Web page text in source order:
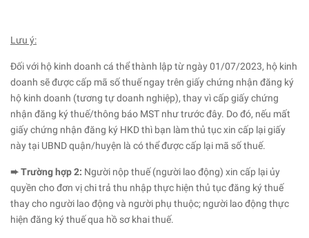
Lưu ý:
Đối với hộ kinh doanh cá thể thành lập từ ngày 01/07/2023, hộ kinh
doanh sẽ được cấp mã số thuế ngay trên giấy chứng nhận đăng ký
hộ kinh doanh (tương tự doanh nghiệp), thay vì cấp giấy chứng
nhận đăng ký thuế/thông báo MST như trước đây. Do đó, nếu mất
giấy chứng nhận đăng ký HKD thì bạn làm thủ tục xin cấp lại giấy
này tại UBND quận/huyện là có thể được cấp lại mã số thuế.
➨ Trường hợp 2: Người nộp thuế (người lao động) xin cấp lại ủy
quyền cho đơn vị chi trả thu nhập thực hiện thủ tục đăng ký thuế
thay cho người lao động và người phụ thuộc; người lao động thực
hiện đăng ký thuế qua hồ sơ khai thuế.